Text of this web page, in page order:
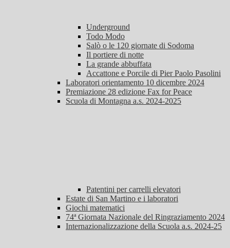
Underground
Todo Modo
Salò o le 120 giornate di Sodoma
Il portiere di notte
La grande abbuffata
Accattone e Porcile di Pier Paolo Pasolini
Laboratori orientamento 10 dicembre 2024
Premiazione 28 edizione Fax for Peace
Scuola di Montagna a.s. 2024-2025
Patentini per carrelli elevatori
Estate di San Martino e i laboratori
Giochi matematici
74ª Giornata Nazionale del Ringraziamento 2024
Internazionalizzazione della Scuola a.s. 2024-25